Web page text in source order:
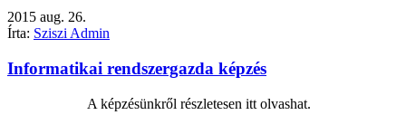
2015 aug. 26.
Írta: Sziszi Admin
Informatikai rendszergazda képzés
A képzésünkről részletesen itt olvashat.